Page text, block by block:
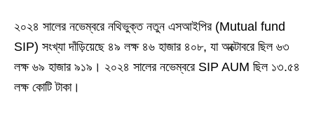
২০২৪ সালের নভেম্বরে নথিভুক্ত নতুন এসআইপির (Mutual fund
SIP) সংখ্যা দাঁড়িয়েছে ৪৯ লক্ষ ৪৬ হাজার ৪০৮, যা অক্টোবরে ছিল ৬৩
লক্ষ ৬৯ হাজার ৯১৯। ২০২৪ সালের নভেম্বরে SIP AUM ছিল ১৩.৫৪
লক্ষ কোটি টাকা।